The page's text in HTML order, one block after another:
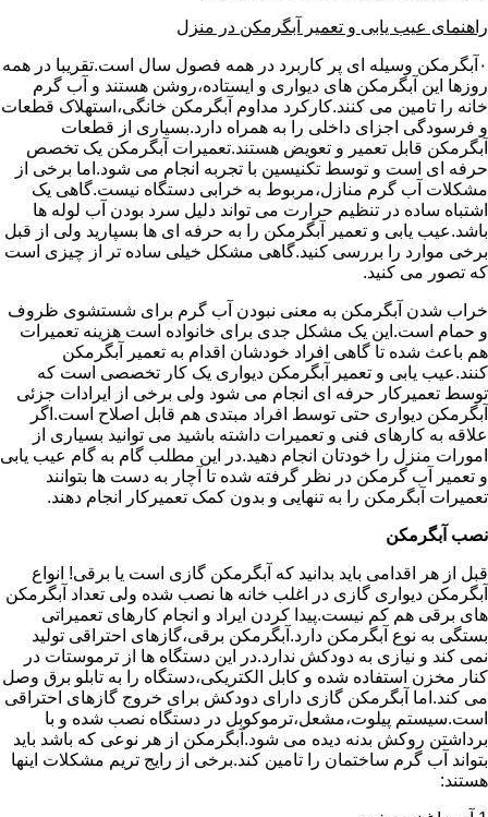
راهنمای عیب یابی و تعمیر آبگرمکن در منزل
۰آبگرمکن وسیله ای پر کاربرد در همه فصول سال است.تقریبا در همه
روزها این آبگرمکن های دیواری و ایستاده،روشن هستند و آب گرم
خانه را تامین می کنند.کارکرد مداوم آبگرمکن خانگی،استهلاک قطعات
و فرسودگی اجزای داخلی را به همراه دارد.بسیاری از قطعات
آبگرمکن قابل تعمیر و تعویض هستند.تعمیرات آبگرمکن یک تخصص
حرفه ای است و توسط تکنیسین با تجربه انجام می شود.اما برخی از
مشکلات آب گرم منازل،مربوط به خرابی دستگاه نیست.گاهی یک
اشتباه ساده در تنظیم حرارت می تواند دلیل سرد بودن آب لوله ها
باشد.عیب یابی و تعمیر آبگرمکن را به حرفه ای ها بسپارید ولی از قبل
برخی موارد را بررسی کنید.گاهی مشکل خیلی ساده تر از چیزی است
که تصور می کنید.
خراب شدن آبگرمکن به معنی نبودن آب گرم برای شستشوی ظروف
و حمام است.این یک مشکل جدی برای خانواده است هزینه تعمیرات
هم باعث شده تا گاهی افراد خودشان اقدام به تعمیر آبگرمکن
کنند.عیب یابی و تعمیر آبگرمکن دیواری یک کار تخصصی است که
توسط تعمیرکار حرفه ای انجام می شود ولی برخی از ایرادات جزئی
آبگرمکن دیواری حتی توسط افراد مبتدی هم قابل اصلاح است.اگر
علاقه به کارهای فنی و تعمیرات داشته باشید می توانید بسیاری از
امورات منزل را خودتان انجام دهید.در این مطلب گام به گام عیب یابی
و تعمیر آب گرمکن در نظر گرفته شده تا آچار به دست ها بتوانند
تعمیرات آبگرمکن را به تنهایی و بدون کمک تعمیرکار انجام دهند.
نصب آبگرمکن
قبل از هر اقدامی باید بدانید که آبگرمکن گازی است یا برقی! انواع
آبگرمکن دیواری گازی در اغلب خانه ها نصب شده ولی تعداد آبگرمکن
های برقی هم کم نیست.پیدا کردن ایراد و انجام کارهای تعمیراتی
بستگی به نوع آبگرمکن دارد.آبگرمکن برقی،گازهای احتراقی تولید
نمی کند و نیازی به دودکش ندارد.در این دستگاه ها از ترموستات در
کنار مخزن استفاده شده و کابل الکتریکی،دستگاه را به تابلو برق وصل
می کند.اما آبگرمکن گازی دارای دودکش برای خروج گازهای احتراقی
است.سیستم پیلوت،مشعل،ترموکوبل در دستگاه نصب شده و با
برداشتن روکش بدنه دیده می شود.آبگرمکن از هر نوعی که باشد باید
بتواند آب گرم ساختمان را تامین کند.برخی از رایج تریم مشکلات اینها
هستند: